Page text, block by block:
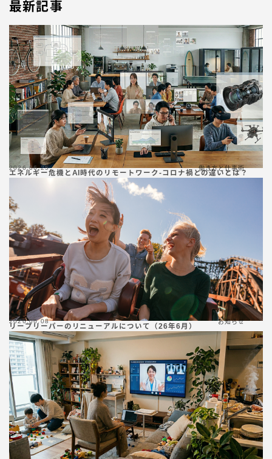
最新記事
エネルギー危機とAI時代のリモートワーク-コロナ禍との違いとは？
2026.06.25 働き方と仕事術
リープリーパーのリニューアルについて（26年6月）
2026.06.08 お知らせ